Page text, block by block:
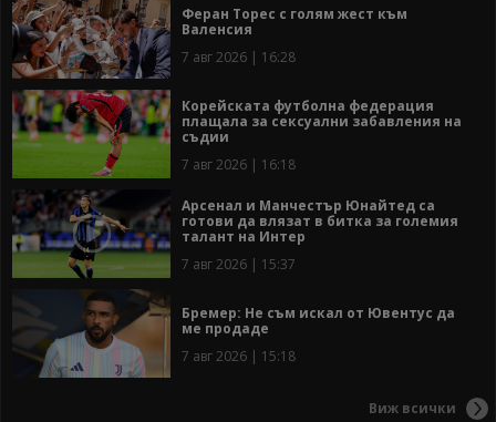
Феран Торес с голям жест към
Валенсия
7 авг 2026 | 16:28
Корейската футболна федерация
плащала за сексуални забавления на
съдии
7 авг 2026 | 16:18
Арсенал и Манчестър Юнайтед са
готови да влязат в битка за големия
талант на Интер
7 авг 2026 | 15:37
Бремер: Не съм искал от Ювентус да
ме продаде
7 авг 2026 | 15:18
Виж всички